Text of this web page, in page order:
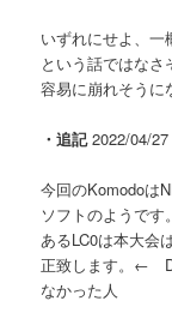
いずれにせよ、一
という話ではな
容易に崩れそうに
・追記2022/04/27
今回のKomodoは
ソフトのようで
あるLC0は本大会
正致します。←
なかった人